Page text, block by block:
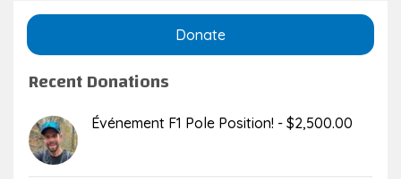
Donate
Recent Donations
Événement F1 Pole Position! - $2,500.00